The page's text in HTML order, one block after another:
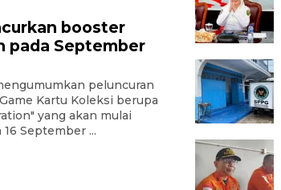
booster
pada September
peluncuran
Kartu Koleksi berupa
yang akan mulai
September ...